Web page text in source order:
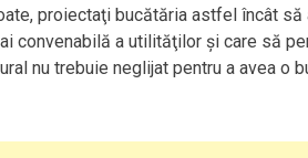
proiectaţi bucătăria astfel încât să
convenabilă a utilităţilor şi care să
nu trebuie neglijat pentru a avea o